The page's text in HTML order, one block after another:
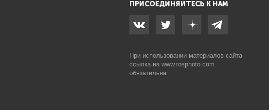
ПРИСОЕДИНЯЙТЕСЬ К НАМ
При использовании материалов сайта
ссылка на www.rosphoto.com
обязательна.